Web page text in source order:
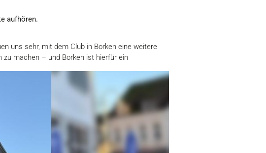
aufhören.
uns sehr, mit dem Club in Borken eine weitere
machen – und Borken ist hierfür ein